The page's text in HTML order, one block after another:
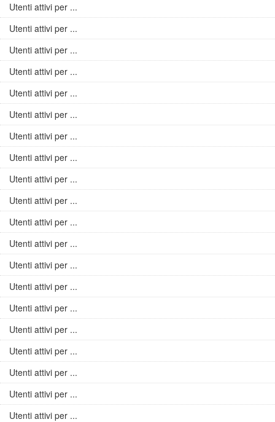
Utenti attivi per ...
Utenti attivi per ...
Utenti attivi per ...
Utenti attivi per ...
Utenti attivi per ...
Utenti attivi per ...
Utenti attivi per ...
Utenti attivi per ...
Utenti attivi per ...
Utenti attivi per ...
Utenti attivi per ...
Utenti attivi per ...
Utenti attivi per ...
Utenti attivi per ...
Utenti attivi per ...
Utenti attivi per ...
Utenti attivi per ...
Utenti attivi per ...
Utenti attivi per ...
Utenti attivi per ...